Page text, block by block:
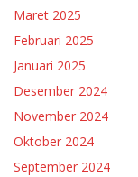
Maret 2025
Februari 2025
Januari 2025
Desember 2024
November 2024
Oktober 2024
September 2024